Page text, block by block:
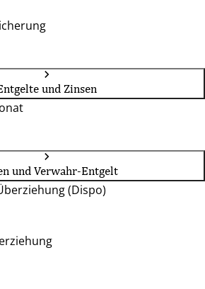
und Zinsen
und Verwahr-Entgelt
(Dispo)